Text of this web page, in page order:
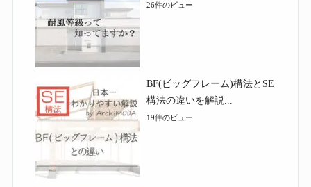
26件のビュー
BF(ビッグフレーム)構法とSE
構法の違いを解説...
19件のビュー